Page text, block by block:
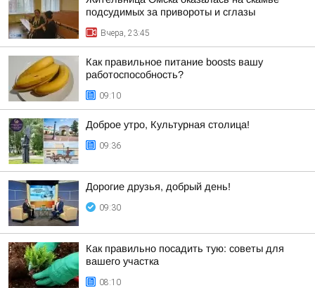
подсудимых за привороты и сглазы
Вчера, 23:45
Как правильное питание boosts вашу
работоспособность?
09:10
Доброе утро, Культурная столица!
09:36
Дорогие друзья, добрый день!
09:30
Как правильно посадить тую: советы для
вашего участка
08:10